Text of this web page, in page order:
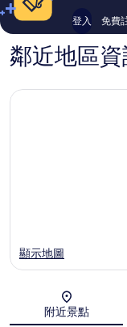
登入 免費
鄰近地區
顯示地圖
附近景點